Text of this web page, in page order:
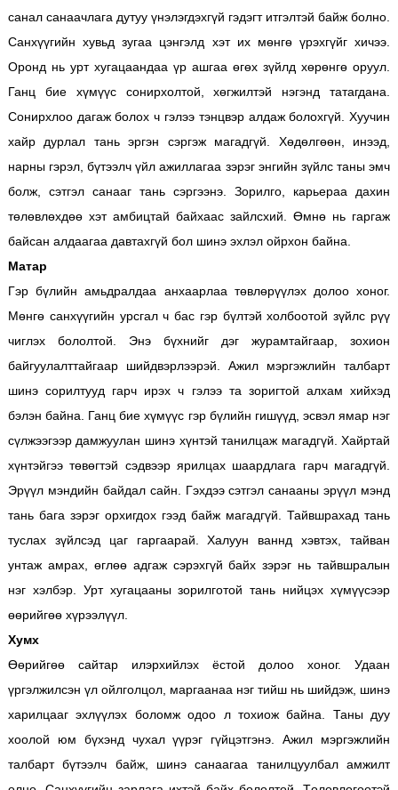
санал санаачлага дутуу үнэлэгдэхгүй гэдэгт итгэлтэй байж болно.
Санхүүгийн хувьд зугаа цэнгэлд хэт их мөнгө үрэхгүйг хичээ.
Оронд нь урт хугацаандаа үр ашгаа өгөх зүйлд хөрөнгө оруул.
Ганц бие хүмүүс сонирхолтой, хөгжилтэй нэгэнд татагдана.
Сонирхлоо дагаж болох ч гэлээ тэнцвэр алдаж болохгүй. Хуучин
хайр дурлал тань эргэн сэргэж магадгүй. Хөдөлгөөн, инээд,
нарны гэрэл, бүтээлч үйл ажиллагаа зэрэг энгийн зүйлс таны эмч
болж, сэтгэл санааг тань сэргээнэ. Зорилго, карьераа дахин
төлөвлөхдөө хэт амбицтай байхаас зайлсхий. Өмнө нь гаргаж
байсан алдаагаа давтахгүй бол шинэ эхлэл ойрхон байна.
Матар
Гэр бүлийн амьдралдаа анхаарлаа төвлөрүүлэх долоо хоног.
Мөнгө санхүүгийн урсгал ч бас гэр бүлтэй холбоотой зүйлс рүү
чиглэх бололтой. Энэ бүхнийг дэг журамтайгаар, зохион
байгуулалттайгаар шийдвэрлээрэй. Ажил мэргэжлийн талбарт
шинэ сорилтууд гарч ирэх ч гэлээ та зоригтой алхам хийхэд
бэлэн байна. Ганц бие хүмүүс гэр бүлийн гишүүд, эсвэл ямар нэг
сүлжээгээр дамжуулан шинэ хүнтэй танилцаж магадгүй. Хайртай
хүнтэйгээ төвөгтэй сэдвээр ярилцах шаардлага гарч магадгүй.
Эрүүл мэндийн байдал сайн. Гэхдээ сэтгэл санааны эрүүл мэнд
тань бага зэрэг орхигдох гээд байж магадгүй. Тайвшрахад тань
туслах зүйлсэд цаг гаргаарай. Халуун ваннд хэвтэх, тайван
унтаж амрах, өглөө адгаж сэрэхгүй байх зэрэг нь тайвшралын
нэг хэлбэр. Урт хугацааны зорилготой тань нийцэх хүмүүсээр
өөрийгөө хүрээлүүл.
Хумх
Өөрийгөө сайтар илэрхийлэх ёстой долоо хоног. Удаан
үргэлжилсэн үл ойлголцол, маргаанаа нэг тийш нь шийдэж, шинэ
харилцааг эхлүүлэх боломж одоо л тохиож байна. Таны дуу
хоолой юм бүхэнд чухал үүрэг гүйцэтгэнэ. Ажил мэргэжлийн
талбарт бүтээлч байж, шинэ санаагаа танилцуулбал амжилт